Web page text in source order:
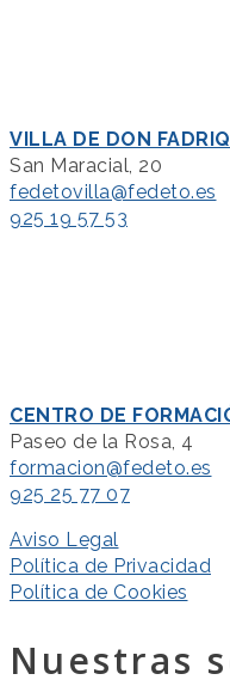
VILLA DE DON
San Maracial, 20
fedetovilla@fedeto.es
925 19 57 53
CENTRO DE
Paseo de la Rosa, 4
formacion@fedeto.es
925 25 77 07
Aviso Legal
Política de Privacidad
Política de Cookies
Nuestras